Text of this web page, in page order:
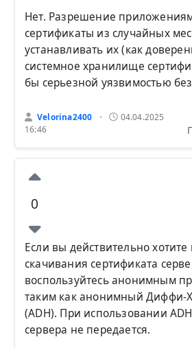
Нет. Разрешение
сертификаты из случайных
устанавливать их (как
системное хранилище
бы серьезной уязвимостью
Velorina2400 •
04.04.2025
16:46
0
Если вы действительно
скачивания сертификата
воспользуйтесь анонимным
таким как анонимный Диффи-
(ADH). При использовании
сервера не передается.